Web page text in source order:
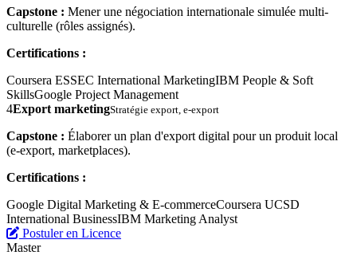
Capstone : Mener une négociation internationale simulée multi-
culturelle (rôles assignés).
Certifications :
Coursera ESSEC International MarketingIBM People & Soft
SkillsGoogle Project Management
4Export marketingStratégie export, e-export
Capstone : Élaborer un plan d'export digital pour un produit local
(e-export, marketplaces).
Certifications :
Google Digital Marketing & E-commerceCoursera UCSD
International BusinessIBM Marketing Analyst
Postuler en Licence
Master